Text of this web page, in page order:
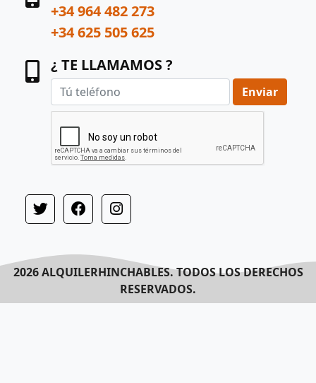
+34 964 482 273
+34 625 505 625
¿ TE LLAMAMOS ?
Enviar
2026 ALQUILERHINCHABLES. TODOS LOS DERECHOS
RESERVADOS.